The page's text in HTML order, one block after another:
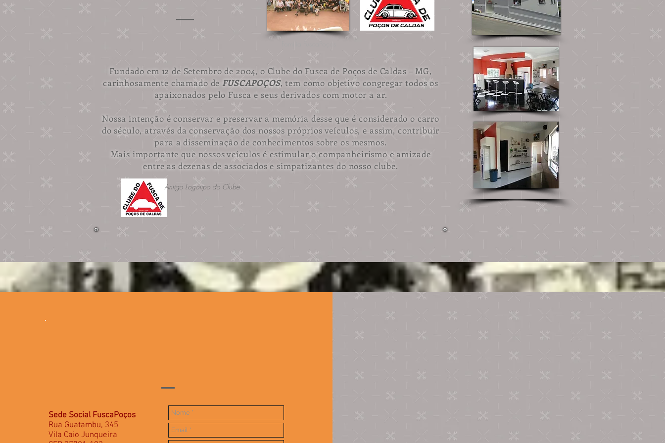
Fundado em 12 de Setembro de 2004, o Clube do Fusca de Poços de Caldas – MG,
carinhosamente chamado de FUSCAPOÇOS, tem como objetivo congregar todos os
apaixonados pelo Fusca e seus derivados com motor a ar.
Nossa intenção é conservar e preservar a memória desse que é considerado o carro
do século, através da conservação dos nossos próprios veículos, e assim, contribuir
para a disseminação de conhecimentos sobre os mesmos.
Mais importante que nossos veículos é estimular o companheirismo e amizade
entre as dezenas de associados e simpatizantes do nosso clube.
Antigo Logotipo do Clube
Sede Social FuscaPoços
Rua Guatambu, 345
Vila Caio Junqueira